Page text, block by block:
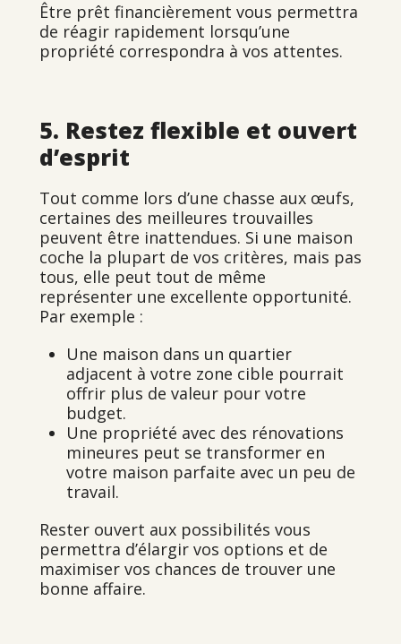
Être prêt financièrement vous permettra
de réagir rapidement lorsqu’une
propriété correspondra à vos attentes.
5. Restez flexible et ouvert
d’esprit
Tout comme lors d’une chasse aux œufs,
certaines des meilleures trouvailles
peuvent être inattendues. Si une maison
coche la plupart de vos critères, mais pas
tous, elle peut tout de même
représenter une excellente opportunité.
Par exemple :
Une maison dans un quartier
adjacent à votre zone cible pourrait
offrir plus de valeur pour votre
budget.
Une propriété avec des rénovations
mineures peut se transformer en
votre maison parfaite avec un peu de
travail.
Rester ouvert aux possibilités vous
permettra d’élargir vos options et de
maximiser vos chances de trouver une
bonne affaire.